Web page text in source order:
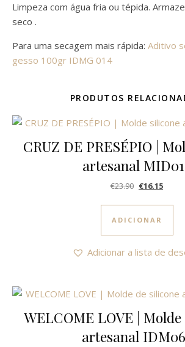
Limpeza com água fria ou tépida.
seco .
Para uma secagem mais rápida: Aditivo
gesso 100gr IDMG 014
PRODUTOS
CRUZ DE PRESÉPIO |
artesanal
€23.90 O preço
€16.15O
ADICIONAR
Adicionar a lista de
WELCOME LOVE |
artesanal